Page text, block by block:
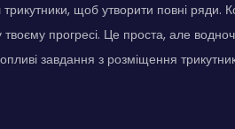
щоб утворити повні ряди.
прогресі. Це проста, але
завдання з розміщення